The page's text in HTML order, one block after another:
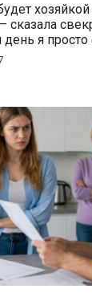
сказала
я просто